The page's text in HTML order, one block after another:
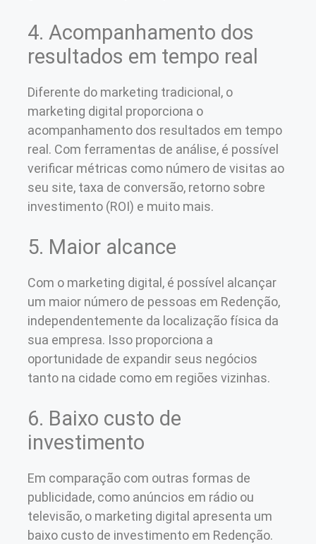
4. Acompanhamento dos
resultados em tempo real
Diferente do marketing tradicional, o
marketing digital proporciona o
acompanhamento dos resultados em tempo
real. Com ferramentas de análise, é possível
verificar métricas como número de visitas ao
seu site, taxa de conversão, retorno sobre
investimento (ROI) e muito mais.
5. Maior alcance
Com o marketing digital, é possível alcançar
um maior número de pessoas em Redenção,
independentemente da localização física da
sua empresa. Isso proporciona a
oportunidade de expandir seus negócios
tanto na cidade como em regiões vizinhas.
6. Baixo custo de
investimento
Em comparação com outras formas de
publicidade, como anúncios em rádio ou
televisão, o marketing digital apresenta um
baixo custo de investimento em Redenção.